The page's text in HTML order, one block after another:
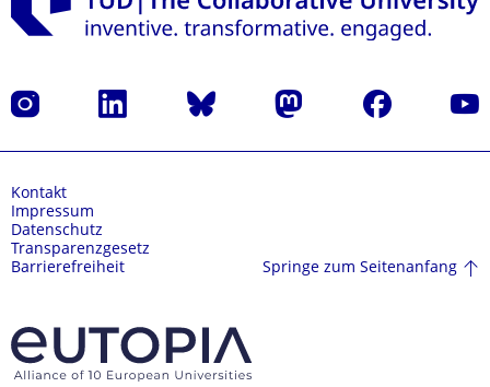
Instagram LinkedIn Bluesky Mastodon Facebook
Kontakt
Impressum
Datenschutz
Transparenzgesetz
Barrierefreiheit
Springe zum Seitenanfang